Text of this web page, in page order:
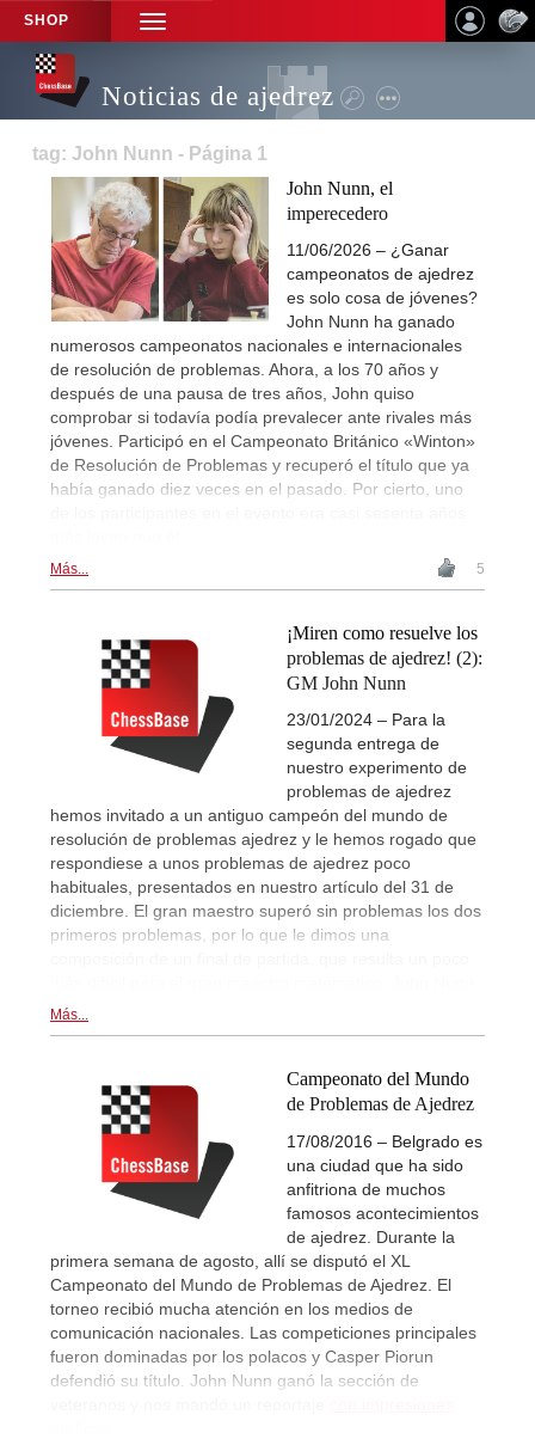
SHOP
TOGGLE
NAVIGATION
Noticias de ajedrez
tag: John Nunn - Página 1
John Nunn, el
imperecedero
11/06/2026 – ¿Ganar
campeonatos de ajedrez
es solo cosa de jóvenes?
John Nunn ha ganado
numerosos campeonatos nacionales e internacionales
de resolución de problemas. Ahora, a los 70 años y
después de una pausa de tres años, John quiso
comprobar si todavía podía prevalecer ante rivales más
jóvenes. Participó en el Campeonato Británico «Winton»
de Resolución de Problemas y recuperó el título que ya
había ganado diez veces en el pasado. Por cierto, uno
Más... 5
¡Miren como resuelve los
problemas de ajedrez! (2):
GM John Nunn
23/01/2024 – Para la
segunda entrega de
nuestro experimento de
problemas de ajedrez
hemos invitado a un antiguo campeón del mundo de
resolución de problemas ajedrez y le hemos rogado que
respondiese a unos problemas de ajedrez poco
habituales, presentados en nuestro artículo del 31 de
diciembre. El gran maestro superó sin problemas los dos
primeros problemas, por lo que le dimos una
Más...
Campeonato del Mundo
de Problemas de Ajedrez
17/08/2016 – Belgrado es
una ciudad que ha sido
anfitriona de muchos
famosos acontecimientos
de ajedrez. Durante la
primera semana de agosto, allí se disputó el XL
Campeonato del Mundo de Problemas de Ajedrez. El
torneo recibió mucha atención en los medios de
comunicación nacionales. Las competiciones principales
fueron dominadas por los polacos y Casper Piorun
defendió su título. John Nunn ganó la sección de